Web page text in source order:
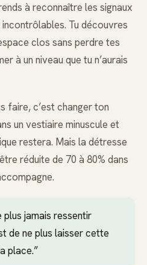
à reconnaître les signaux
incontrôlables. Tu découvres
clos sans perdre tes
à un niveau que tu n’aurais
faire, c’est changer ton
un vestiaire minuscule et
restera. Mais la détresse
réduite de 70 à 80% dans
plus jamais ressentir
de ne plus laisser cette
place.”